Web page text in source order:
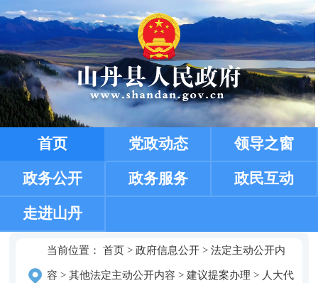
首页 党政动态 领导之窗
政务公开 政务服务 政民互动
走进山丹
当前位置： 首页> 政府信息公开> 法定主动公开内
容 > 其他法定主动公开内容 > 建议提案办理 > 人大代